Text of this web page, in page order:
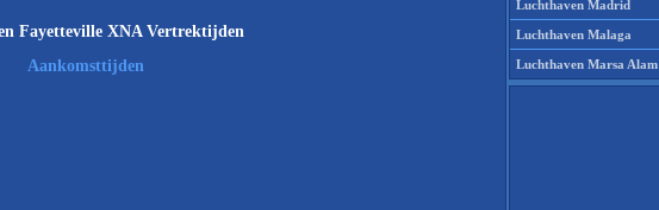
Fayetteville XNA Vertrektijden
Aankomsttijden
Luchthaven Madrid
Luchthaven Malaga
Luchthaven Marsa Alam